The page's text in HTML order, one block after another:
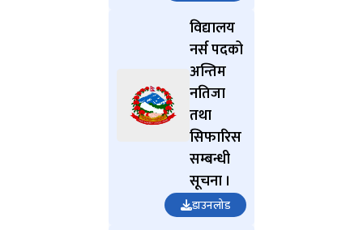
विद्यालय
नर्स पदको
अन्तिम
नतिजा
तथा
सिफारिस
सम्बन्धी
सूचना ।
डाउनलोड